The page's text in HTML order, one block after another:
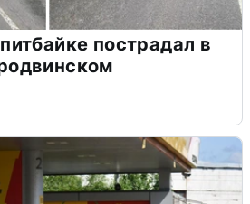
пострадал в